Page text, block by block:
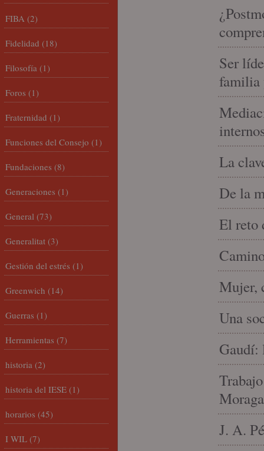
Ser
familia
La
De la
El reto
Mujer,
Una
Gaudí:
J. A.
FIBA (2)
Fidelidad (18)
Filosofía (1)
Foros (1)
Fraternidad (1)
Funciones del Consejo (1)
Fundaciones (8)
Generaciones (1)
General (73)
Generalitat (3)
Gestión del estrés (1)
Greenwich (14)
Guerras (1)
Herramientas (7)
historia (2)
historia del IESE (1)
horarios (45)
I WIL (7)